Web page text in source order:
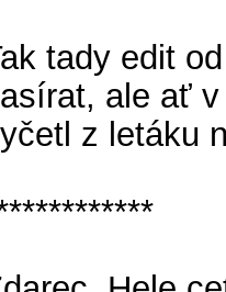
tady edit
ale ať
z letáku